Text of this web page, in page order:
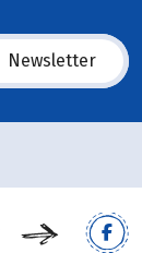
Newsletter